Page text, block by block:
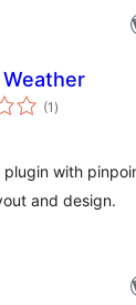
(1 कुल
दर)
with
and design.